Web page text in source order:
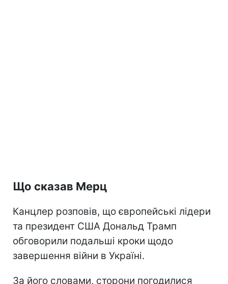
Що сказав Мерц
Канцлер розповів, що європейські лідери
та президент США Дональд Трамп
обговорили подальші кроки щодо
завершення війни в Україні.
За його словами, сторони погодилися